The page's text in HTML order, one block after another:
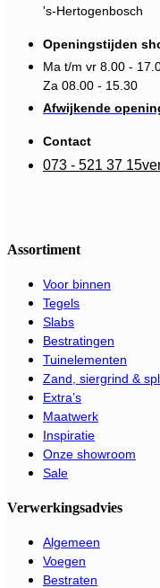
's-Hertogenbosch
Openingstijden
Ma t/m vr 8.00 -
Za 08.00 - 15.30
Afwijkende
Contact
073 - 521 37 15
Assortiment
Voor binnen
Tegels
Slabs
Bestratingen
Tuinelementen
Zand, siergrind &
Extra’s
Maatwerk
Inspiratie
Onze showroom
Sale
Verwerkingsadvies
Algemeen
Voegen
Bestraten